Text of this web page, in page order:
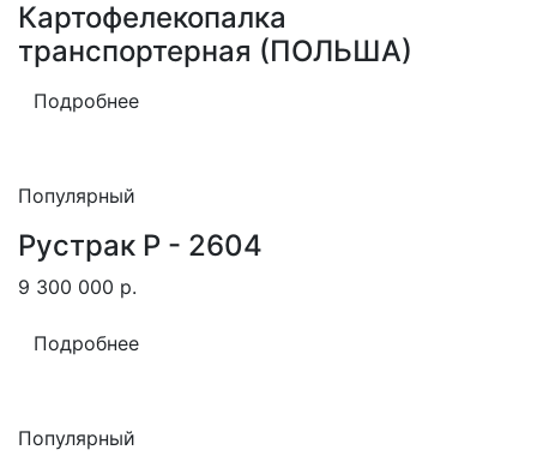
Картофелекопалка
транспортерная (ПОЛЬША)
Подробнее
Популярный
Рустрак Р - 2604
9 300 000 р.
Подробнее
Популярный